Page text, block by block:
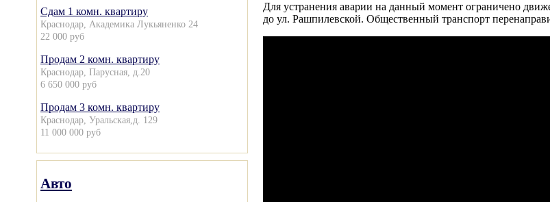
Сдам 1 комн. квартиру
Краснодар, Академика Лукьяненко 24
22 000 руб
Продам 2 комн. квартиру
Краснодар, Парусная, д.20
6 650 000 руб
Продам 3 комн. квартиру
Краснодар, Уральская,д. 129
11 000 000 руб
Авто
Для устранения аварии на данный момент ограничено
до ул. Рашпилевской. Общественный транспорт